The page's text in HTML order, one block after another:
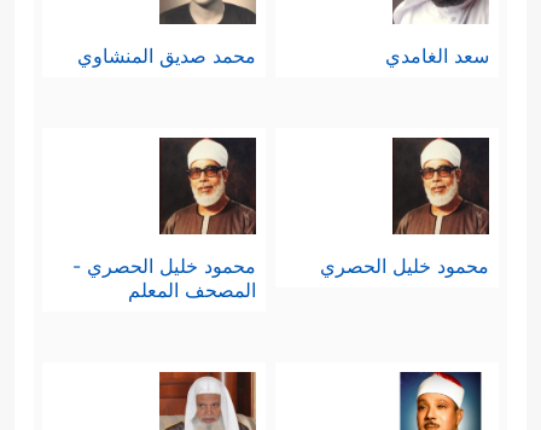
سعد الغامدي محمد صديق المنشاوي
محمود خليل الحصري
محمود خليل الحصري -
المصحف المعلم